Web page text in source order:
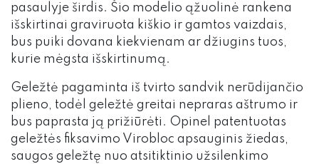
pasaulyje širdis. Šio modelio ąžuolinė rankena
išskirtinai graviruota kiškio ir gamtos vaizdais,
bus puiki dovana kiekvienam ar džiugins tuos,
kurie mėgsta išskirtinumą.
Geležtė pagaminta iš tvirto sandvik nerūdijančio
plieno, todėl geležtė greitai nepraras aštrumo ir
bus paprasta ją prižiūrėti. Opinel patentuotas
geležtės fiksavimo Virobloc apsauginis žiedas,
saugos geležtę nuo atsitiktinio užsilenkimo